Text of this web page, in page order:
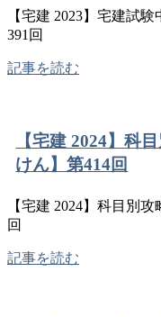
【宅建 2023】宅建試
391回
記事を読む
【宅建 2024】科
けん】第414回
【宅建 2024】科目別
回
記事を読む